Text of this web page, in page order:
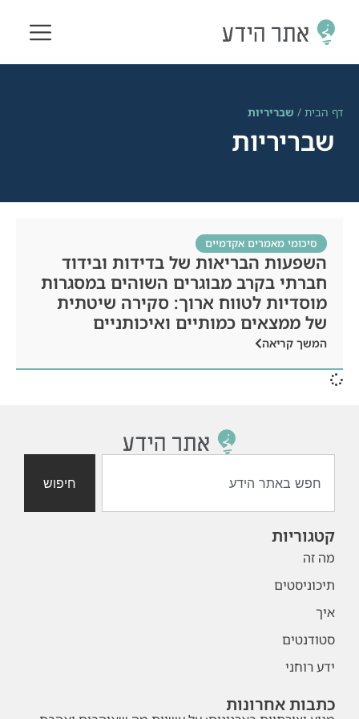
דף הבית / שבריריות
שבריריות
סיכומי מאמרים אקדמיים
השפעות הבריאות של בדידות ובידוד
חברתי בקרב מבוגרים השוהים במסגרות
מוסדיות לטווח ארוך: סקירה שיטתית
של ממצאים כמותיים ואיכותניים
המשך קריאה
חיפוש
קטגוריות
מה זה
תיכוניסטים
איך
סטודנטים
ידע רוחני
כתבות אחרונות